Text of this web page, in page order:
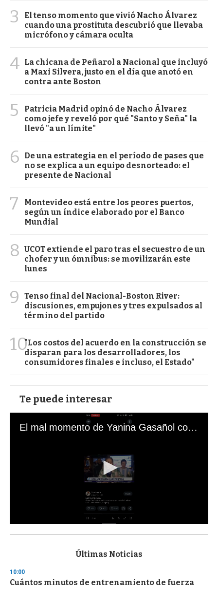
3
El tenso momento que vivió Nacho Álvarez
cuando una prostituta descubrió que llevaba
micrófono y cámara oculta
4 La chicana de Peñarol a Nacional que incluyó
a Maxi Silvera, justo en el día que anotó en
contra ante Boston
5
Patricia Madrid opinó de Nacho Álvarez
como jefe y reveló por qué "Santo y Seña" la
llevó "a un límite"
6
De una estrategia en el período de pases que
no se explica a un equipo desnorteado: el
presente de Nacional
7
Montevideo está entre los peores puertos,
según un índice elaborado por el Banco
Mundial
8 UCOT extiende el paro tras el secuestro de un
chofer y un ómnibus: se movilizarán este
lunes
9
Tenso final del Nacional-Boston River:
discusiones, empujones y tres expulsados al
término del partido
10"Los costos del acuerdo en la construcción se
disparan para los desarrolladores, los
consumidores finales e incluso, el Estado"
Te puede interesar
El mal momento de Yanina Gasañol con un hincha argentino en "Subrayado"
s
d
s
Últimas Noticias
10:00
Cuántos minutos de entrenamiento de fuerza